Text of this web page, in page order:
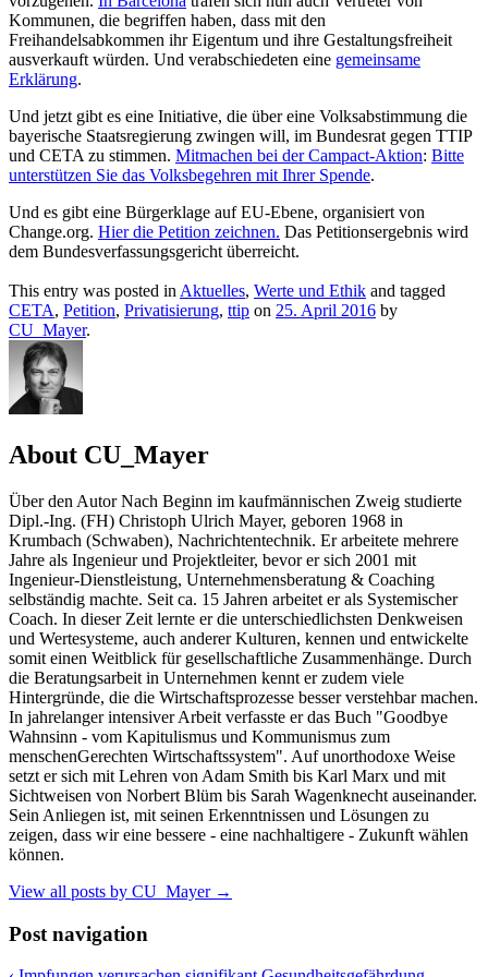
Kommunen, die begriffen haben, dass mit den
Freihandelsabkommen ihr Eigentum und ihre Gestaltungsfreiheit
ausverkauft würden. Und verabschiedeten eine gemeinsame
Erklärung.
Und jetzt gibt es eine Initiative, die über eine Volksabstimmung die
bayerische Staatsregierung zwingen will, im Bundesrat gegen TTIP
und CETA zu stimmen. Mitmachen bei der Campact-Aktion: Bitte
unterstützen Sie das Volksbegehren mit Ihrer Spende.
Und es gibt eine Bürgerklage auf EU-Ebene, organisiert von
Change.org. Hier die Petition zeichnen. Das Petitionsergebnis wird
dem Bundesverfassungsgericht überreicht.
This entry was posted in Aktuelles, Werte und Ethik and tagged
CETA, Petition, Privatisierung, ttip on 25. April 2016 by
CU_Mayer.
About CU_Mayer
Über den Autor Nach Beginn im kaufmännischen Zweig studierte
Dipl.-Ing. (FH) Christoph Ulrich Mayer, geboren 1968 in
Krumbach (Schwaben), Nachrichtentechnik. Er arbeitete mehrere
Jahre als Ingenieur und Projektleiter, bevor er sich 2001 mit
Ingenieur-Dienstleistung, Unternehmensberatung & Coaching
selbständig machte. Seit ca. 15 Jahren arbeitet er als Systemischer
Coach. In dieser Zeit lernte er die unterschiedlichsten Denkweisen
und Wertesysteme, auch anderer Kulturen, kennen und entwickelte
somit einen Weitblick für gesellschaftliche Zusammenhänge. Durch
die Beratungsarbeit in Unternehmen kennt er zudem viele
Hintergründe, die die Wirtschaftsprozesse besser verstehbar machen.
In jahrelanger intensiver Arbeit verfasste er das Buch "Goodbye
Wahnsinn - vom Kapitulismus und Kommunismus zum
menschenGerechten Wirtschaftssystem". Auf unorthodoxe Weise
setzt er sich mit Lehren von Adam Smith bis Karl Marx und mit
Sichtweisen von Norbert Blüm bis Sarah Wagenknecht auseinander.
Sein Anliegen ist, mit seinen Erkenntnissen und Lösungen zu
zeigen, dass wir eine bessere - eine nachhaltigere - Zukunft wählen
können.
View all posts by CU_Mayer →
Post navigation